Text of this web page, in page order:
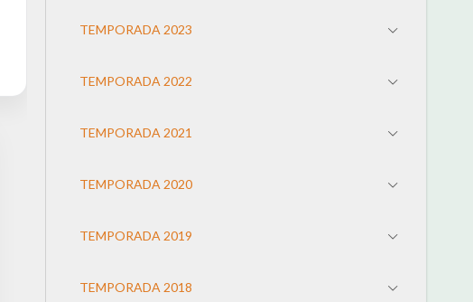
TEMPORADA 2023
TEMPORADA 2022
TEMPORADA 2021
TEMPORADA 2020
TEMPORADA 2019
TEMPORADA 2018